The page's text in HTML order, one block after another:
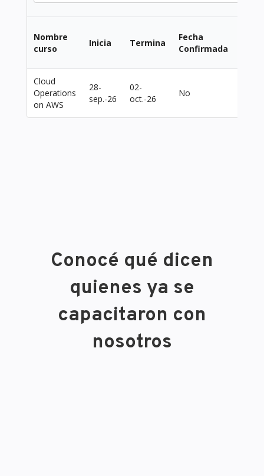
Nombre
curso
Inicia Termina
Fecha
Confirmada
Cloud
Operations
on AWS
28-
sep.-26
02-
oct.-26
No
Conocé qué dicen
quienes ya se
capacitaron con
nosotros